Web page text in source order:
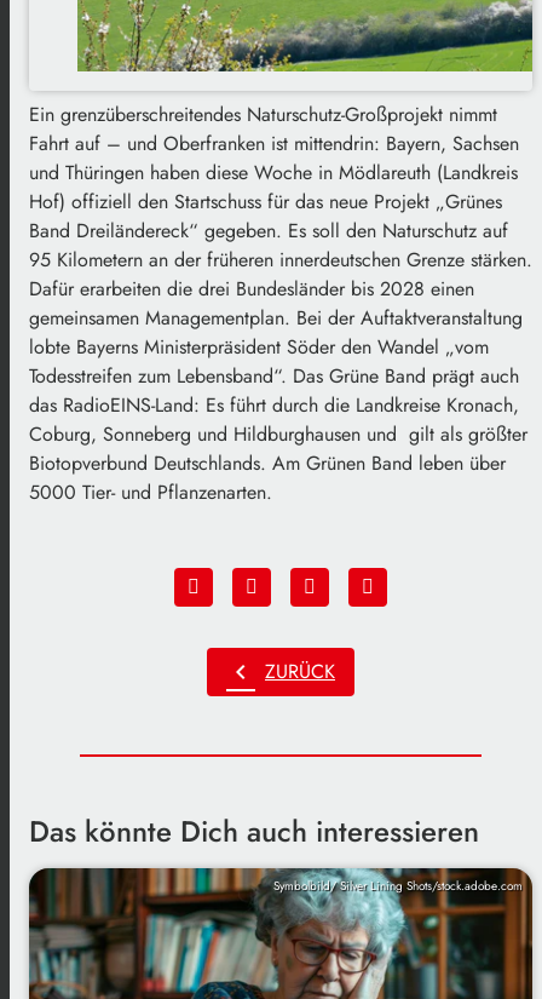
Ein grenzüberschreitendes Naturschutz-Großprojekt nimmt
Fahrt auf – und Oberfranken ist mittendrin: Bayern, Sachsen
und Thüringen haben diese Woche in Mödlareuth (Landkreis
Hof) offiziell den Startschuss für das neue Projekt „Grünes
Band Dreiländereck“ gegeben. Es soll den Naturschutz auf
95 Kilometern an der früheren innerdeutschen Grenze stärken.
Dafür erarbeiten die drei Bundesländer bis 2028 einen
gemeinsamen Managementplan. Bei der Auftaktveranstaltung
lobte Bayerns Ministerpräsident Söder den Wandel „vom
Todesstreifen zum Lebensband“. Das Grüne Band prägt auch
das RadioEINS-Land: Es führt durch die Landkreise Kronach,
Coburg, Sonneberg und Hildburghausen und gilt als größter
Biotopverbund Deutschlands. Am Grünen Band leben über
5000 Tier- und Pflanzenarten.
chevron_left ZURÜCK
Das könnte Dich auch interessieren
Symbolbild/ Silver Lining Shots/stock.adobe.com